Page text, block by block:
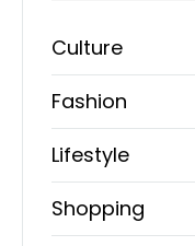
Culture
Fashion
Lifestyle
Shopping